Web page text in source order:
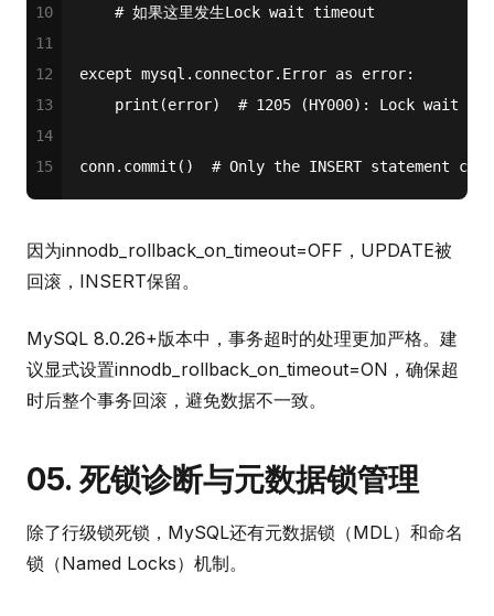
10
11
12
13
14
15
# 如果这里发生Lock wait timeout
except mysql.connector.Error as error:
print (error) # 1205 (HY000): Lock wait
conn.commit() # Only the INSERT statement
因为innodb_rollback_on_timeout=OFF，UPDATE被
回滚，INSERT保留。
MySQL 8.0.26+版本中，事务超时的处理更加严格。建
议显式设置innodb_rollback_on_timeout=ON，确保超
时后整个事务回滚，避免数据不一致。
05. 死锁诊断与元数据锁管理
除了行级锁死锁，MySQL还有元数据锁（MDL）和命名
锁（Named Locks）机制。